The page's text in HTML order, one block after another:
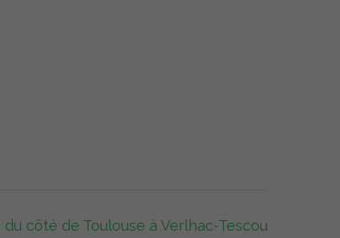
côté de Toulouse à Verlhac-Tescou